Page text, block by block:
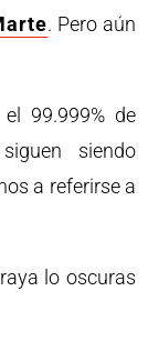
. Pero aún
99.999% de
siendo
a referirse a
lo oscuras